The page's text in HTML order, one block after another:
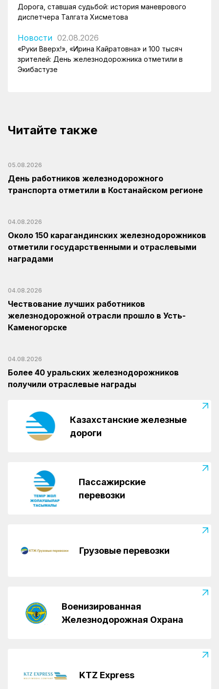
Дорога, ставшая судьбой: история маневрового
диспетчера Талгата Хисметова
Новости 02.08.2026
«Руки Вверх!», «Ирина Кайратовна» и 100 тысяч
зрителей: День железнодорожника отметили в
Экибастузе
Читайте также
05.08.2026
День работников железнодорожного
транспорта отметили в Костанайском регионе
04.08.2026
Около 150 карагандинских железнодорожников
отметили государственными и отраслевыми
наградами
04.08.2026
Чествование лучших работников
железнодорожной отрасли прошло в Усть-
Каменогорске
04.08.2026
Более 40 уральских железнодорожников
получили отраслевые награды
Казахстанские железные
дороги
Пассажирские
перевозки
Грузовые перевозки
Военизированная
Железнодорожная Охрана
KTZ Express